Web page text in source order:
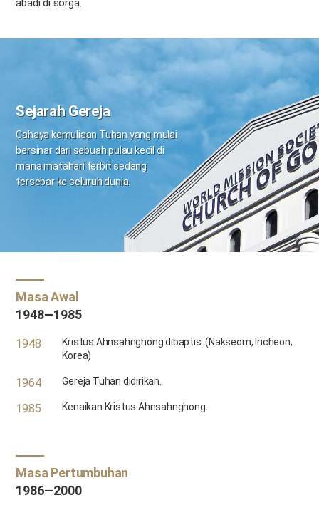
abadi di sorga.
Sejarah Gereja
Cahaya kemuliaan Tuhan yang mulai
bersinar dari sebuah pulau kecildi
mana matahari terbit sedang
tersebar ke seluruh dunia.
Masa Awal
1948—1985
1948
Kristus Ahnsahnghong dibaptis. (Nakseom, Incheon,
Korea)
1964 Gereja Tuhan didirikan.
1985 Kenaikan Kristus Ahnsahnghong.
Masa Pertumbuhan
1986—2000